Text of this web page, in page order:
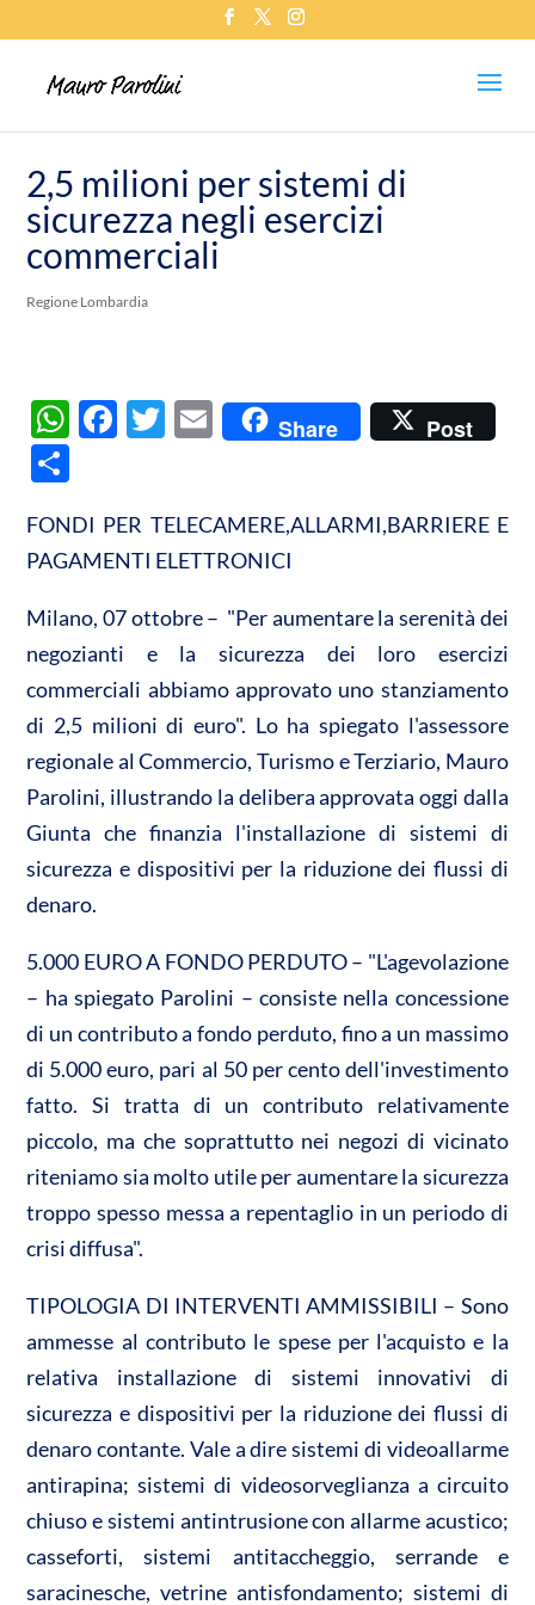
2,5 milioni per sistemi di
sicurezza negli esercizi
commerciali
Regione Lombardia
W
s
A
p
p
F
b
o
o
k
T
er
E
Share Post
n
di
vi
di
FONDI PER TELECAMERE,ALLARMI,BARRIERE E
PAGAMENTI ELETTRONICI
Milano, 07 ottobre – "Per aumentare la serenità dei
negozianti e la sicurezza dei loro esercizi
commerciali abbiamo approvato uno stanziamento
di 2,5 milioni di euro". Lo ha spiegato l'assessore
regionale al Commercio, Turismo e Terziario, Mauro
Parolini, illustrando la delibera approvata oggi dalla
Giunta che finanzia l'installazione di sistemi di
sicurezza e dispositivi per la riduzione dei flussi di
denaro.
5.000 EURO A FONDO PERDUTO – "L'agevolazione
– ha spiegato Parolini – consiste nella concessione
di un contributo a fondo perduto, fino a un massimo
di 5.000 euro, pari al 50 per cento dell'investimento
fatto. Si tratta di un contributo relativamente
piccolo, ma che soprattutto nei negozi di vicinato
riteniamo sia molto utile per aumentare la sicurezza
troppo spesso messa a repentaglio in un periodo di
crisi diffusa".
TIPOLOGIA DI INTERVENTI AMMISSIBILI – Sono
ammesse al contributo le spese per l'acquisto e la
relativa installazione di sistemi innovativi di
sicurezza e dispositivi per la riduzione dei flussi di
denaro contante. Vale a dire sistemi di videoallarme
antirapina; sistemi di videosorveglianza a circuito
chiuso e sistemi antintrusione con allarme acustico;
casseforti, sistemi antitaccheggio, serrande e
saracinesche, vetrine antisfondamento; sistemi di